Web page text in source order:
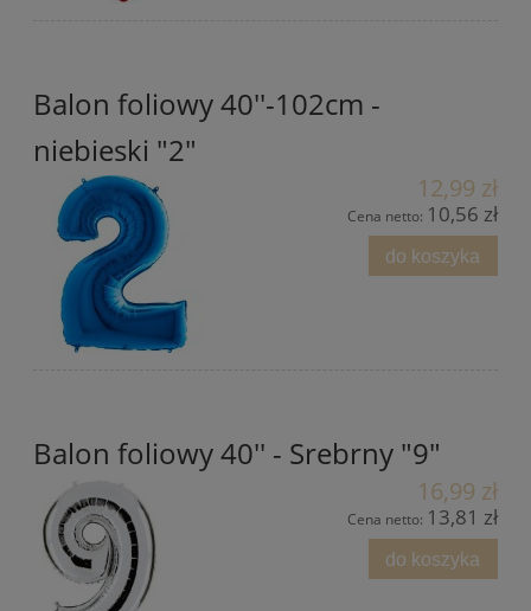
Balon foliowy 40''-102cm -
niebieski "2"
12,99 zł
Cena netto: 10,56 zł
do koszyka
Balon foliowy 40'' - Srebrny "9"
16,99 zł
Cena netto: 13,81 zł
do koszyka